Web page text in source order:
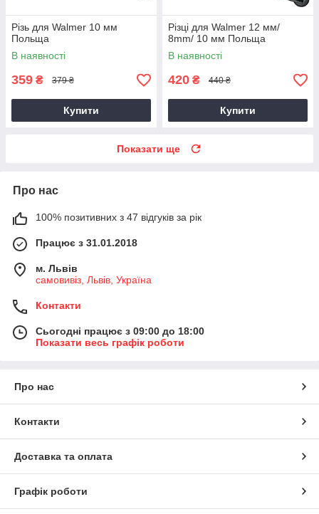
Різь для Walmer 10 мм
Польща
В наявності
359 ₴ 379 ₴
Купити
Різці для Walmer 12 мм/
8mm/ 10 мм Польща
В наявності
420 ₴ 440 ₴
Купити
Показати ще
Про нас
100% позитивних з 47 відгуків за рік
Працює з 31.01.2018
м. Львів
самовивіз, Львів, Україна
Контакти
Сьогодні працює з 09:00 до 18:00
Показати весь графік роботи
Про нас
Контакти
Доставка та оплата
Графік роботи